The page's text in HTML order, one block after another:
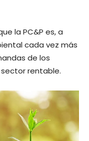
la PC&P es, a
cada vez más
de los
sector rentable.